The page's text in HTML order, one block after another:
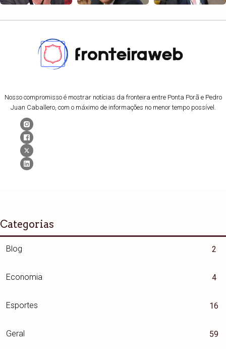
Nosso compromisso é mostrar notícias da fronteira entre Ponta Porã e Pedro
Juan Caballero, com o máximo de informações no menor tempo possível.
Categorias
Blog 2
Economia 4
Esportes 16
Geral 59